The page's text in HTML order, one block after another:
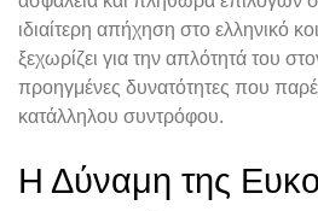
ιδιαίτερη απήχηση στο ελληνικό
ξεχωρίζει για την απλότητά του
προηγμένες δυνατότητες που
κατάλληλου συντρόφου.
Η Δύναμη της